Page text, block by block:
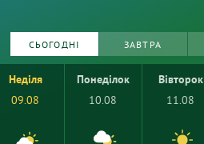
СЬОГОДНІ ЗАВТРА
Неділя
09.08
Понеділок
10.08
Вівторок
11.08